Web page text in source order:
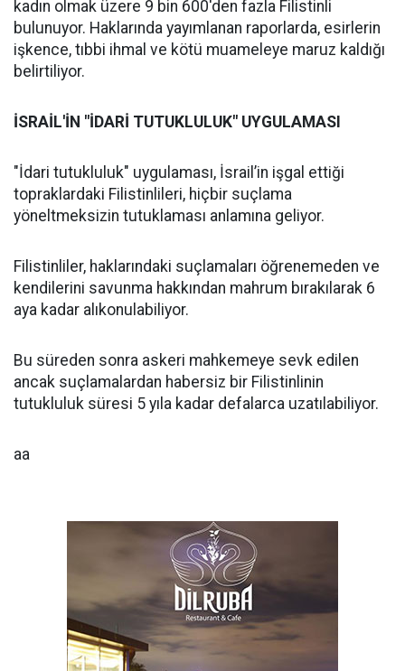
kadın olmak üzere 9 bin 600'den fazla Filistinli
bulunuyor. Haklarında yayımlanan raporlarda, esirlerin
işkence, tıbbi ihmal ve kötü muameleye maruz kaldığı
belirtiliyor.
İSRAİL'İN "İDARİ TUTUKLULUK" UYGULAMASI
"İdari tutukluluk" uygulaması, İsrail’in işgal ettiği
topraklardaki Filistinlileri, hiçbir suçlama
yöneltmeksizin tutuklaması anlamına geliyor.
Filistinliler, haklarındaki suçlamaları öğrenemeden ve
kendilerini savunma hakkından mahrum bırakılarak 6
aya kadar alıkonulabiliyor.
Bu süreden sonra askeri mahkemeye sevk edilen
ancak suçlamalardan habersiz bir Filistinlinin
tutukluluk süresi 5 yıla kadar defalarca uzatılabiliyor.
aa